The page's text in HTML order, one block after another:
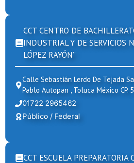
CCT CENTRO DE
INDUSTRIAL Y DE SERVICIOS
LÓPEZ RAYÓN”
Calle Sebastián Lerdo De Tejada
Pablo Autopan , Toluca México CP.
01722 2965462
Público / Federal
CCT ESCUELA